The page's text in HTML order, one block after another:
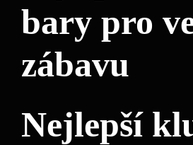
bary pro
zábavu
Nejlepší